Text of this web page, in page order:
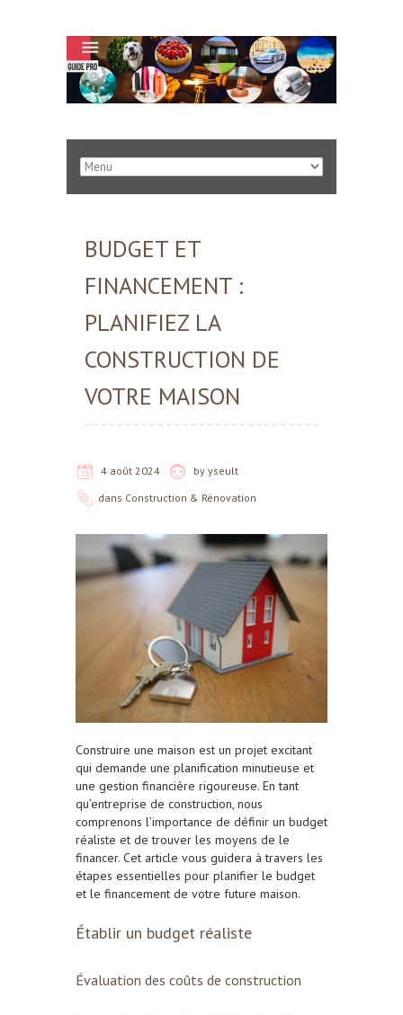
BUDGET ET
FINANCEMENT :
PLANIFIEZ LA
CONSTRUCTION DE
VOTRE MAISON
4 août 2024 by yseult
dans Construction & Rénovation
Construire une maison est un projet excitant
qui demande une planification minutieuse et
une gestion financière rigoureuse. En tant
qu’entreprise de construction, nous
comprenons l’importance de définir un budget
réaliste et de trouver les moyens de le
financer. Cet article vous guidera à travers les
étapes essentielles pour planifier le budget
et le financement de votre future maison.
Établir un budget réaliste
Évaluation des coûts de construction